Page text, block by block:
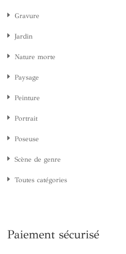
Gravure
Jardin
Nature morte
Paysage
Peinture
Portrait
Poseuse
Scène de genre
Toutes catégories
Paiement sécurisé